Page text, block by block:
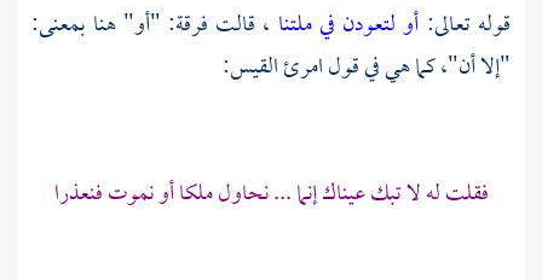
قوله تعالى: أو لتعودن في ملتنا ، قالت فرقة: "أو" هنا بمعنى:
"إلا أن"، كما هي في قولامرئ القيس:
فقلت له لا تبك عيناك إنما ... نحاول ملكا أو نموت فنعذرا